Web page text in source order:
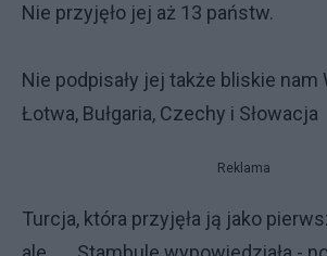
Nie przyjęło jej aż 13 państw.
Nie podpisały jej także bliskie nam
Łotwa, Bułgaria, Czechy i Słowacja
Reklama
Turcja, która przyjęła ją jako